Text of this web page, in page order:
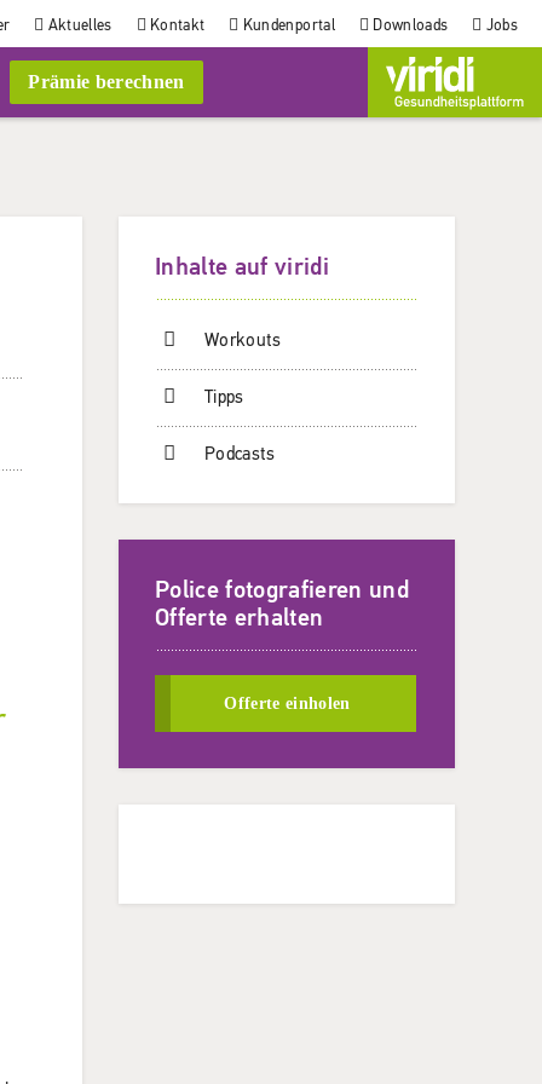
Aktuelles Kontakt Kundenportal Downloads Jobs
Prämie berechnen
Inhalte auf viridi
Workouts
Tipps
Podcasts
Police fotografieren und
Offerte erhalten
Offerte einholen